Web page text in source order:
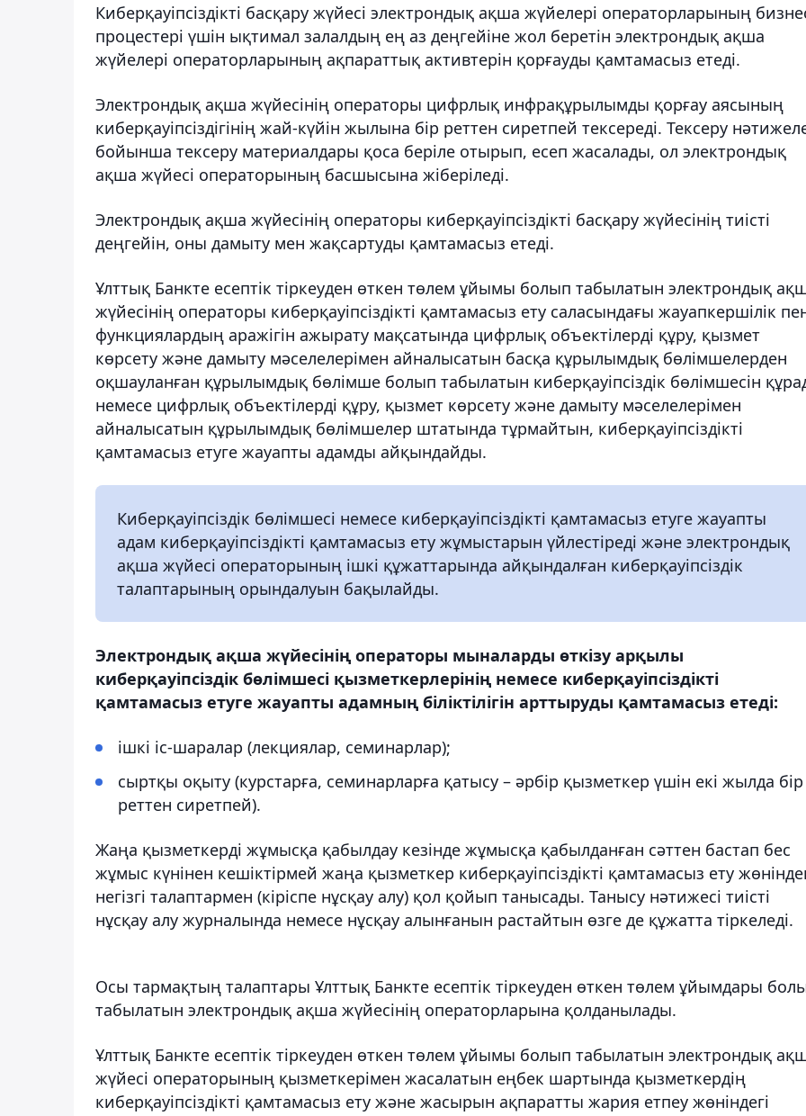
Киберқауіпсіздікті басқару жүйесі электрондық ақша жүйелері операторларының
процестері үшін ықтимал залалдың ең аз деңгейіне жол беретін электрондық ақша
жүйелері операторларының ақпараттық активтерін қорғауды қамтамасыз етеді.
Электрондық ақша жүйесінің операторы цифрлық инфрақұрылымды қорғау аясының
киберқауіпсіздігінің жай-күйін жылына бір реттен сиретпей тексереді. Тексеру
бойынша тексеру материалдары қоса беріле отырып, есеп жасалады, ол электрондық
ақша жүйесі операторының басшысына жіберіледі.
Электрондық ақша жүйесінің операторы киберқауіпсіздікті басқару жүйесінің тиісті
деңгейін, оны дамыту мен жақсартуды қамтамасыз етеді.
Ұлттық Банкте есептік тіркеуден өткен төлем ұйымы болып табылатын электрондық
жүйесінің операторы киберқауіпсіздікті қамтамасыз ету саласындағы жауапкершілік
функциялардың аражігін ажырату мақсатында цифрлық объектілерді құру, қызмет
көрсету және дамыту мәселелерімен айналысатын басқа құрылымдық бөлімшелерден
оқшауланған құрылымдық бөлімше болып табылатын киберқауіпсіздік бөлімшесін
немесе цифрлық объектілерді құру, қызмет көрсету және дамыту мәселелерімен
айналысатын құрылымдық бөлімшелер штатында тұрмайтын, киберқауіпсіздікті
қамтамасыз етуге жауапты адамды айқындайды.
Киберқауіпсіздік бөлімшесі немесе киберқауіпсіздікті қамтамасыз етуге жауапты
адам киберқауіпсіздікті қамтамасыз ету жұмыстарын үйлестіреді және электрондық
ақша жүйесі операторының ішкі құжаттарында айқындалған киберқауіпсіздік
талаптарының орындалуын бақылайды.
Электрондық ақша жүйесінің операторы мыналарды өткізу арқылы
киберқауіпсіздік бөлімшесі қызметкерлерінің немесе киберқауіпсіздікті
қамтамасыз етуге жауапты адамның біліктілігін арттыруды қамтамасыз етеді:
ішкі іс-шаралар (лекциялар, семинарлар);
сыртқы оқыту (курстарға, семинарларға қатысу – әрбір қызметкер үшін екі жылда бір
реттен сиретпей).
Жаңа қызметкерді жұмысқа қабылдау кезінде жұмысқа қабылданған сәттен бастап бес
жұмыс күнінен кешіктірмей жаңа қызметкер киберқауіпсіздікті қамтамасыз ету
негізгі талаптармен (кіріспе нұсқау алу) қол қойып танысады. Танысу нәтижесі тиісті
нұсқау алу журналында немесе нұсқау алынғанын растайтын өзге де құжатта тіркеледі.
Осы тармақтың талаптары Ұлттық Банкте есептік тіркеуден өткен төлем ұйымдары
табылатын электрондық ақша жүйесінің операторларына қолданылады.
Ұлттық Банкте есептік тіркеуден өткен төлем ұйымы болып табылатын электрондық
жүйесі операторының қызметкерімен жасалатын еңбек шартында қызметкердің
киберқауіпсіздікті қамтамасыз ету және жасырын ақпаратты жария етпеу жөніндегі